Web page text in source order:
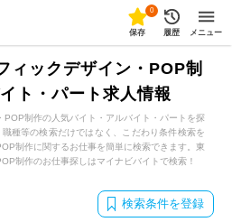
0
保存 履歴 メニュー
ィックデザイン・POP制
ト・パート求人情報
制作の人気バイト・アルバイト・パートを探
種等の検索だけではなく、こだわり条件検索を
制作に関するお仕事を簡単に検索できます。東
制作のお仕事探しはマイナビバイトで検索！
検索条件を登録